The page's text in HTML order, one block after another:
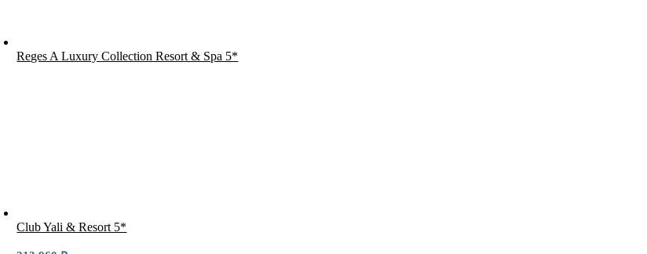
Reges A Luxury Collection Resort & Spa 5*
Club Yali & Resort 5*